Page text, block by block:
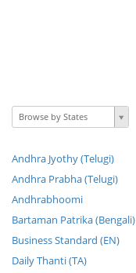
Browse by States
Andhra Jyothy (Telugi)
Andhra Prabha (Telugi)
Andhrabhoomi
Bartaman Patrika (Bengali)
Business Standard (EN)
Daily Thanti (TA)